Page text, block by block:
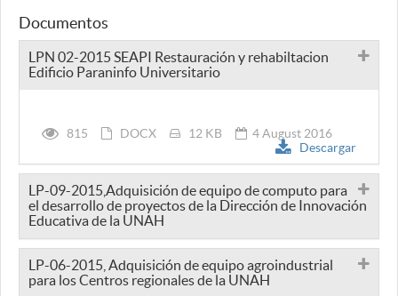
Documentos
LPN 02-2015 SEAPI Restauración y rehabiltacion
Edificio Paraninfo Universitario
815 DOCX 12 KB
4 August 2016
Descargar
LP-09-2015,Adquisición de equipo de computo para
el desarrollo de proyectos de la Dirección de Innovación
Educativa de la UNAH
LP-06-2015, Adquisición de equipo agroindustrial
para los Centros regionales de la UNAH